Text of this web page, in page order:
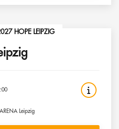
HOPE LEIPZIG
Leipzig